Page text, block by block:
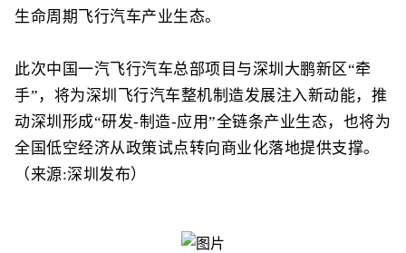
生命周期飞行汽车产业生态。
此次中国一汽飞行汽车总部项目与深圳大鹏新区“牵
手”，将为深圳飞行汽车整机制造发展注入新动能，推
动深圳形成“研发-制造-应用”全链条产业生态，也将为
全国低空经济从政策试点转向商业化落地提供支撑。
（来源:深圳发布）